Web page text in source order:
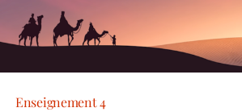
Enseignement 4